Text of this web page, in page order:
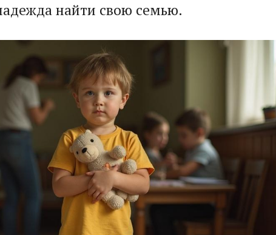
найти свою семью.